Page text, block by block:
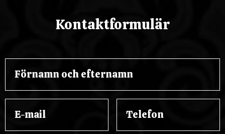
Kontaktformulär